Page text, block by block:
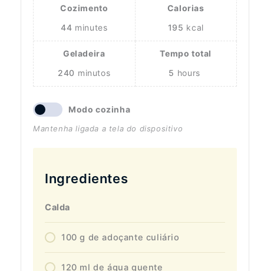
Cozimento
44 minutes
Calorias
195 kcal
Geladeira
240 minutos
Tempo total
5 hours
Modo cozinha
Mantenha ligada a tela do dispositivo
Ingredientes
Calda
100 g de adoçante culiário
120 ml de água quente